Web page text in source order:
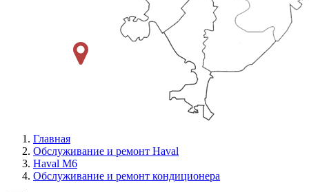
Главная
Обслуживание и ремонт Haval
Haval M6
Обслуживание и ремонт кондиционера